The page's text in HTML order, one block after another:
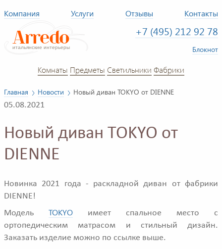
Компания Услуги Отзывы Контакты
+7 (495) 212 92 78
Блокнот
Комнаты Предметы Светильники Фабрики
Главная Новости
Новый диван TOKYO от DIENNE
05.08.2021
Новый диван TOKYO от
DIENNE
Новинка 2021 года - раскладной диван от фабрики
DIENNE!
Модель TOKYO имеет спальное место с
ортопедическим матрасом и стильный дизайн.
Заказать изделие можно по ссылке выше.